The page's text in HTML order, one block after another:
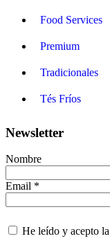
Food Services
Premium
Tradicionales
Tés Fríos
Newsletter
Nombre
Email *
He leído y acepto la